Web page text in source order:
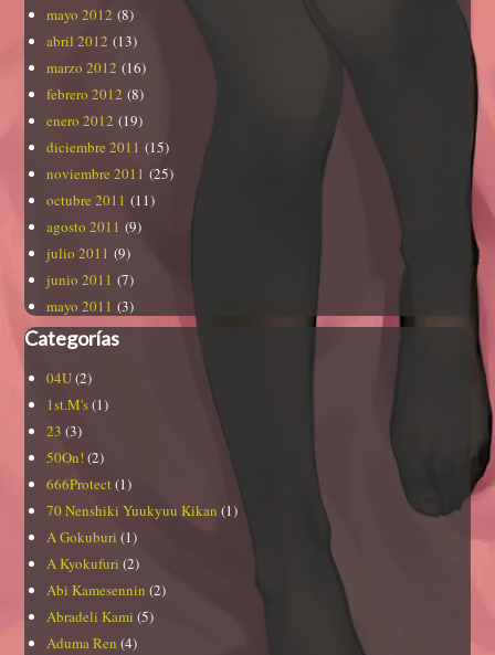
mayo 2012 (8)
abril 2012 (13)
marzo 2012 (16)
febrero 2012 (8)
enero 2012 (19)
diciembre 2011 (15)
noviembre 2011 (25)
octubre 2011 (11)
agosto 2011 (9)
julio 2011 (9)
junio 2011 (7)
mayo 2011 (3)
Categorías
04U(2)
1st.M's(1)
23 (3)
50On! (2)
666Protect(1)
70 Nenshiki Yuukyuu Kikan (1)
A Gokuburi (1)
A Kyokufuri (2)
Abi Kamesennin (2)
Abradeli Kami (5)
Aduma Ren (4)